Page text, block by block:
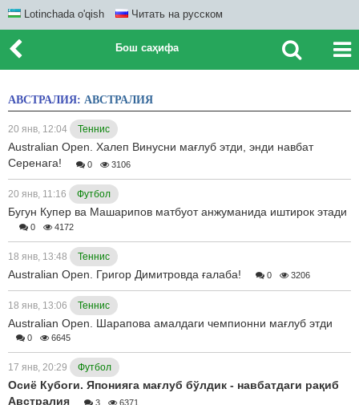
Lotinchada o'qish Читать на русском
Бош саҳифа
АВСТРАЛИЯ: АВСТРАЛИЯ
20 янв, 12:04 Теннис
Australian Open. Халеп Винусни мағлуб этди, энди навбат
Серенага!
0 3106
20 янв, 11:16 Футбол
Бугун Купер ва Машарипов матбуот анжуманида иштирок этади
0 4172
18 янв, 13:48 Теннис
Australian Open. Григор Димитровда ғалаба! 0 3206
18 янв, 13:06 Теннис
Australian Open. Шарапова амалдаги чемпионни мағлуб этди
0 6645
17 янв, 20:29 Футбол
Осиё Кубоги. Японияга мағлуб бўлдик - навбатдаги рақиб
Австралия
3 6371